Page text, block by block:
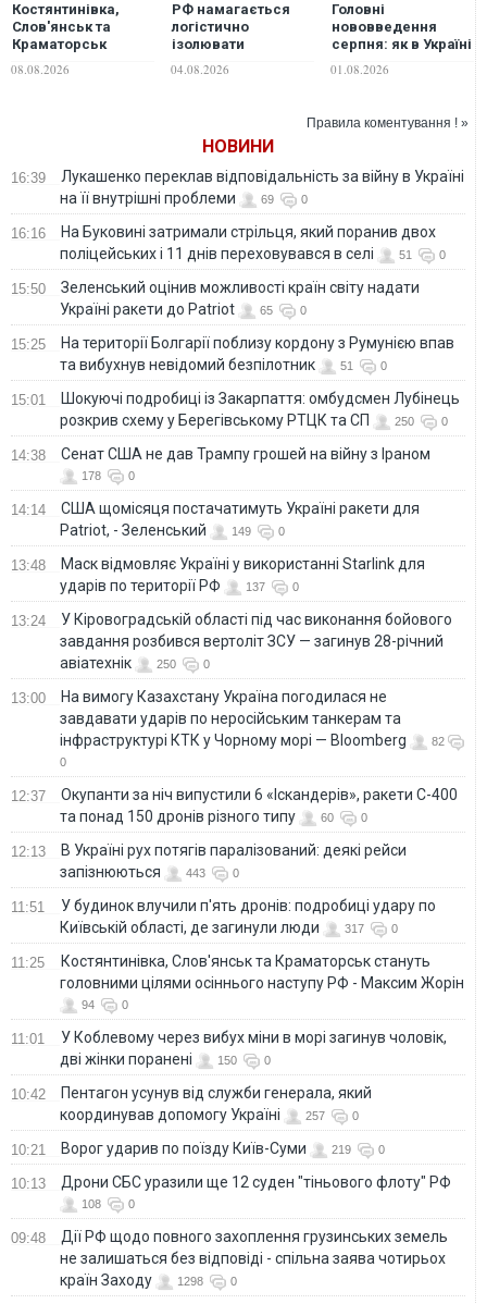
Костянтинівка,
Слов'янськ та
Краматорськ
стануть головними
цілями осіннього
08.08.2026
РФ намагається
логістично
ізолювати
захисників
Слов’янська і
наступу на ці міста
04.08.2026
Головні
нововведення
серпня: як в Україні
зміняться
соцвиплати,
комуналка
01.08.2026
Правила коментування ! »
НОВИНИ
16:39
Лукашенко переклав відповідальність за війну в Україні
на її внутрішні проблеми
69 0
16:16
На Буковині затримали стрільця, який поранив двох
поліцейських і 11 днів переховувався в селі
51 0
15:50
Зеленський оцінив можливості країн світу надати
Україні ракети до Patriot
65 0
15:25
На території Болгарії поблизу кордону з Румунією впав
та вибухнув невідомий безпілотник
51 0
15:01
Шокуючі подробиці із Закарпаття: омбудсмен Лубінець
розкрив схему у Берегівському РТЦК та СП
250 0
14:38 Сенат США не дав Трампу грошей на війну з Іраном
178 0
14:14
США щомісяця постачатимуть Україні ракети для
Patriot, - Зеленський
149 0
13:48
Маск відмовляє Україні у використанні Starlink для
ударів по території РФ
137 0
13:24
У Кіровоградській області під час виконання бойового
завдання розбився вертоліт ЗСУ — загинув 28-річний
авіатехнік
250 0
13:00
На вимогу Казахстану Україна погодилася не
завдавати ударів по неросійським танкерам та
інфраструктурі КТК у Чорному морі — Bloomberg
82
0
12:37
Окупанти за ніч випустили 6 «Іскандерів», ракети С-400
та понад 150 дронів різного типу
60 0
12:13
В Україні рух потягів паралізований: деякі рейси
запізнюються
443 0
11:51
У будинок влучили п'ять дронів: подробиці удару по
Київській області, де загинули люди
317 0
11:25
Костянтинівка, Слов'янськ та Краматорськ стануть
головними цілями осіннього наступу РФ - Максим Жорін
94 0
11:01
У Коблевому через вибух міни в морі загинув чоловік,
дві жінки поранені
150 0
10:42
Пентагон усунув від служби генерала, який
координував допомогу Україні
257 0
10:21 Ворог ударив по поїзду Київ-Суми 219 0
10:13 Дрони СБС уразили ще 12 суден "тіньового флоту" РФ
108 0
09:48
Дії РФ щодо повного захоплення грузинських земель
не залишаться без відповіді - спільна заява чотирьох
країн Заходу
1298 0